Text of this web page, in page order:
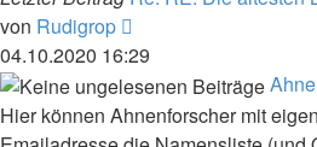
von Rudigrop
Beitrag
04.10.2020 16:29
Hier können Ahnenforscher mit